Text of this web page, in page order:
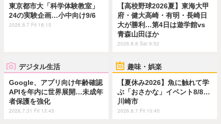
東京都市大「科学体験教室」
24の実験企画…小中向け9/6
2026.8.7 Fri 18:15
【高校野球2026夏】東海大甲
府・健大高崎・有明・長崎日
大が勝利…第4日は遊学館vs
青森山田ほか
2026.8.8 Sat 9:52
デジタル生活
Google、アプリ向け年齢確認
APIを年内に世界展開…未成年
者保護を強化
2026.7.31 Fri 13:45
趣味・娯楽
【夏休み2026】魚に触れて学
ぶ「おさかな」イベント8/8…
川崎市
2026.8.7 Fri 10:45